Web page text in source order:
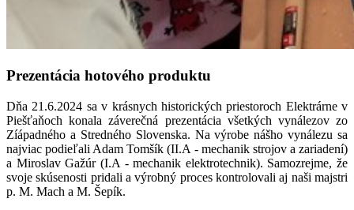
Prezentácia hotového produktu
Dňa 21.6.2024 sa v krásnych historických priestoroch Elektrárne v
Piešťaňoch konala záverečná prezentácia všetkých vynálezov zo
Zíápadného a Stredného Slovenska. Na výrobe nášho vynálezu sa
najviac podieľali Adam Tomšík (II.A - mechanik strojov a zariadení)
a Miroslav Gažúr (I.A - mechanik elektrotechnik). Samozrejme, že
svoje skúsenosti pridali a výrobný proces kontrolovali aj naši majstri
p. M. Mach a M. Šepík.